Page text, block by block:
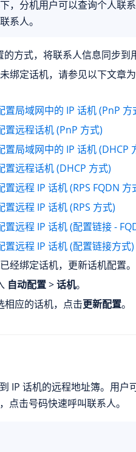
，分机用户可以查询个人联
系人。
的方式，将联系人信息同步到
绑定话机，请参见以下文章
置局域网中的 IP 话机 (PnP 方
置远程话机 (PnP 方式)
置局域网中的 IP 话机 (DHCP
置远程话机 (DHCP 方式)
置远程 IP 话机 (RPS FQDN 方
置远程 IP 话机 (RPS 方式)
置远程 IP 话机 (配置链接 -
置远程 IP 话机 (配置链接方式)
经绑定话机，更新话机配置。
自动配置>话机。
相应的话机，点击更新配置。
IP 话机的远程地址簿。用户
点击号码快速呼叫联系人。